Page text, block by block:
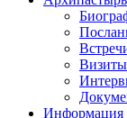
Визиты
Информация